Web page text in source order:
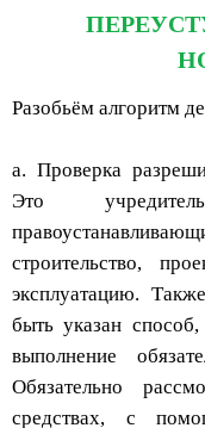
Разобьём алгоритм
а. Проверка
Это
строительство,
эксплуатацию.
быть указан
выполнение
Обязательно
средствах, с